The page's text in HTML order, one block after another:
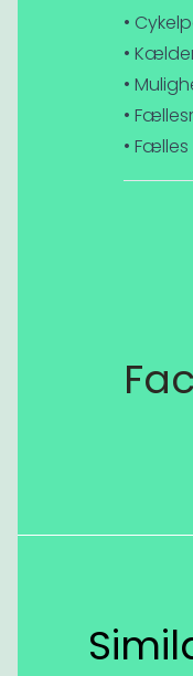
•
•
•
•
•